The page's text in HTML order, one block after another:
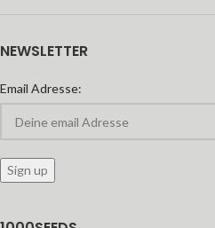
NEWSLETTER
Email Adresse: